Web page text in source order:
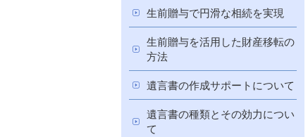
生前贈与で円滑な相続を実現
生前贈与を活用した財産移転の
方法
遺言書の作成サポートについて
遺言書の種類とその効力につい
て